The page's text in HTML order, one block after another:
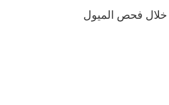
خلال فحص الميول